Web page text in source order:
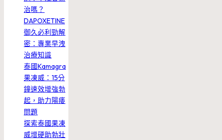
治嗎？
DAPOXETINE
御久必利勁解
密：專業早洩
治療知識
泰國Kamagra
果凍威：15分
鐘速效增強勃
起，助力陽痿
問題
探索泰國果凍
威增硬助勃壯